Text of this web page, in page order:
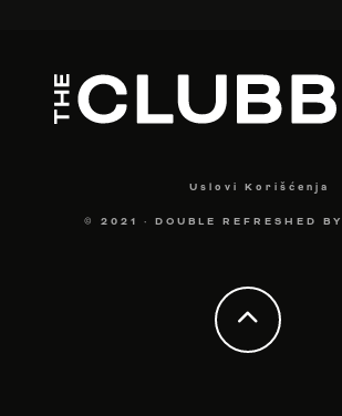
Uslovi Korišćenja
© 2021 · DOUBLE REFRESHED BY